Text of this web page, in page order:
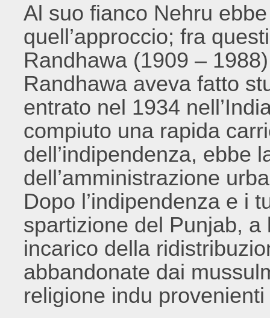
Al suo fianco Nehru
quell’approccio; fra
Randhawa (1909 –
Randhawa aveva fatto
entrato nel 1934
compiuto una rapida
dell’indipendenza, ebbe
dell’amministrazione
Dopo l’indipendenza e i
spartizione del Punjab,
incarico della
abbandonate dai
religione indu